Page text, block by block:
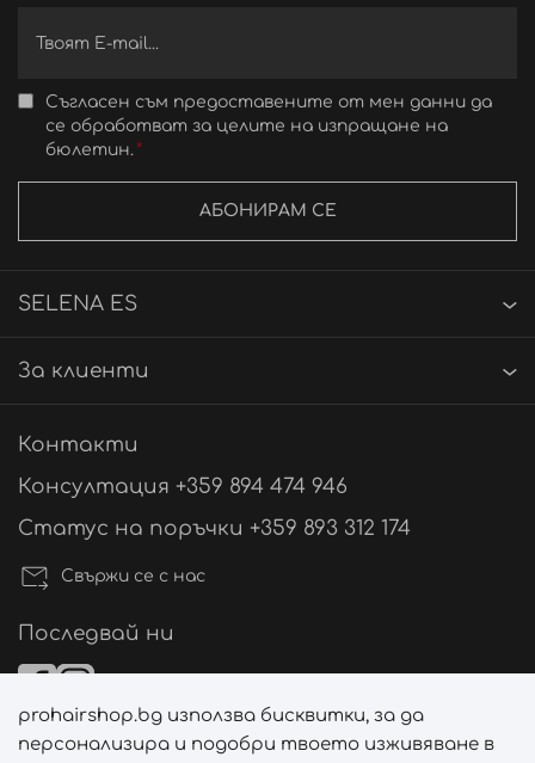
Съгласен съм предоставените от мен данни да
се обработват за целите на изпращане на
бюлетин.
АБОНИРАМ СЕ
SELENA ES
За клиенти
Контакти
Консултация +359 894 474 946
Статус на поръчки +359 893 312 174
Свържи се с нас
Последвай ни
Начини на плащане
prohairshop.bg използва бисквитки, за да
персонализира и подобри твоето изживяване в